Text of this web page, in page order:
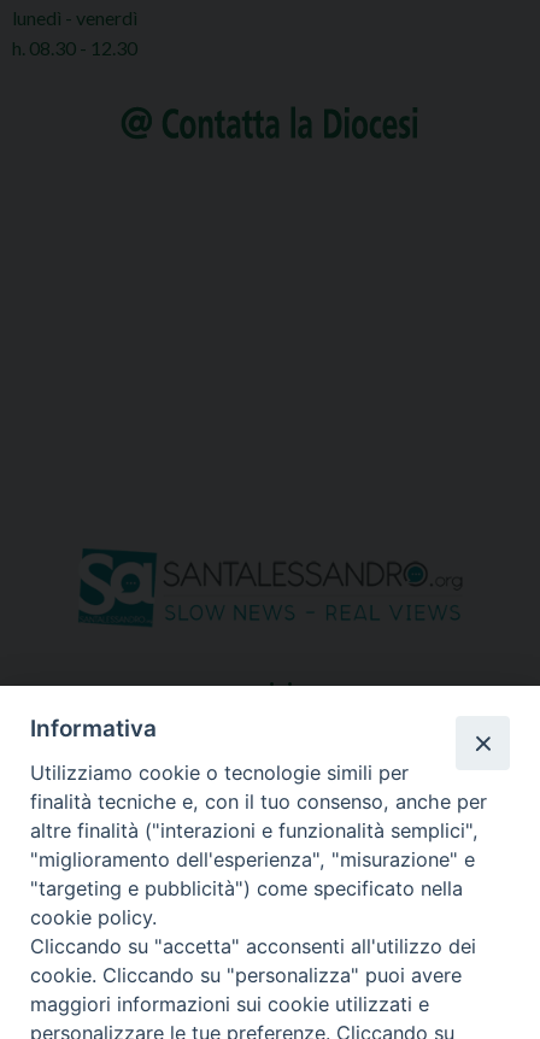
lunedì - venerdì
h. 08.30 - 12.30
seguici su
Informativa
Utilizziamo cookie o tecnologie simili per
finalità tecniche e, con il tuo consenso, anche per
altre finalità ("interazioni e funzionalità semplici",
"miglioramento dell'esperienza", "misurazione" e
"targeting e pubblicità") come specificato nella
cookie policy.
Cliccando su "accetta" acconsenti all'utilizzo dei
cookie. Cliccando su "personalizza" puoi avere
maggiori informazioni sui cookie utilizzati e
personalizzare le tue preferenze. Cliccando su